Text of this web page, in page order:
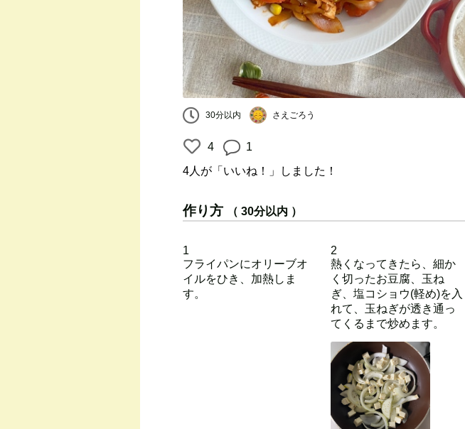
30分以内 さえごろう
4 1
4人 が「いいね！」しました！
作り方 （ 30分以内 ）
1
フライパンにオリーブオ
イルをひき、加熱しま
す。
2
熱くなってきたら、細か
く切ったお豆腐、玉ね
ぎ、塩コショウ(軽め)を入
れて、玉ねぎが透き通っ
てくるまで炒めます。